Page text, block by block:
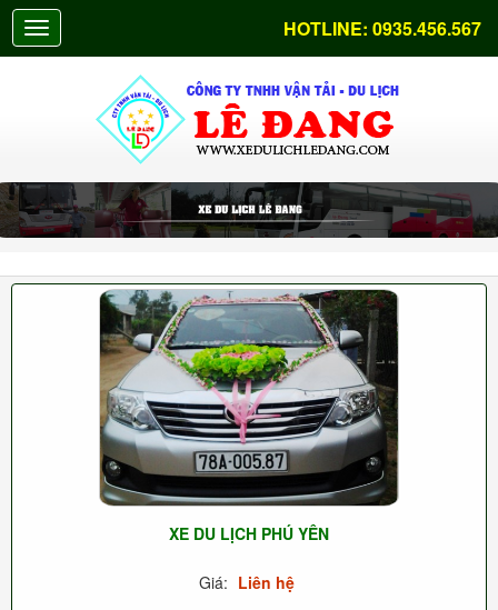
HOTLINE: 0935.456.567
XE DU LỊCH PHÚ YÊN
Giá: Liên hệ